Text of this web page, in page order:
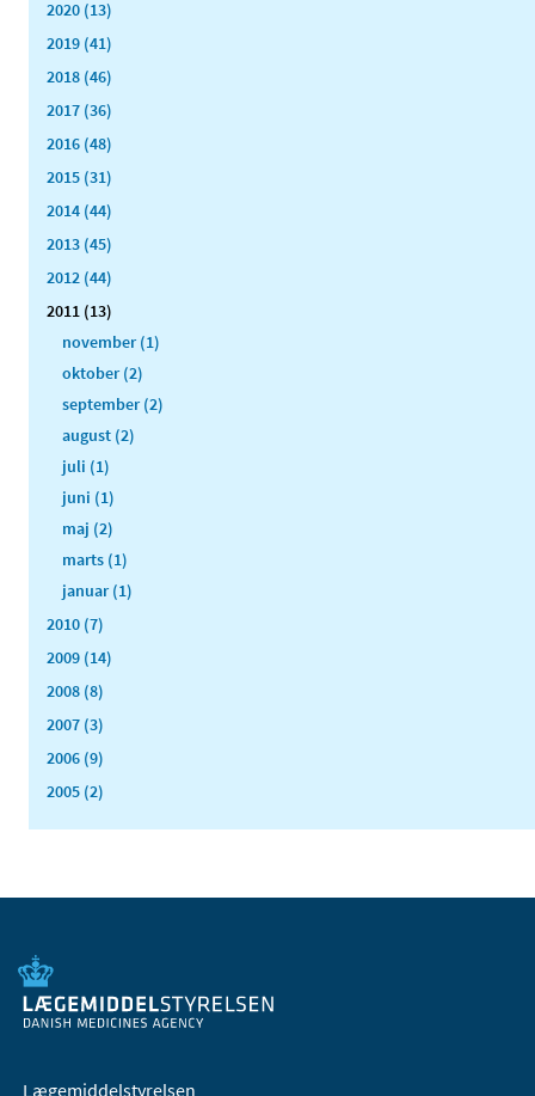
2020 (13)
2019 (41)
2018 (46)
2017 (36)
2016 (48)
2015 (31)
2014 (44)
2013 (45)
2012 (44)
2011 (13)
november (1)
oktober (2)
september (2)
august (2)
juli (1)
juni (1)
maj (2)
marts (1)
januar (1)
2010 (7)
2009 (14)
2008 (8)
2007 (3)
2006 (9)
2005 (2)
Lægemiddelstyrelsen